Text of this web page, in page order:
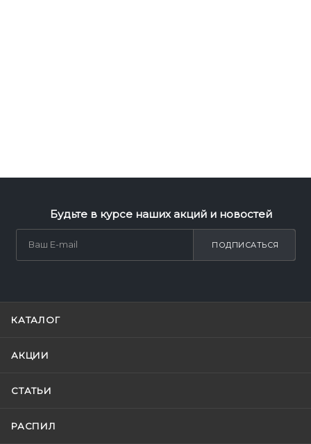
Будьте в курсе наших акций и новостей
ПОДПИСАТЬСЯ
КАТАЛОГ
АКЦИИ
СТАТЬИ
РАСПИЛ